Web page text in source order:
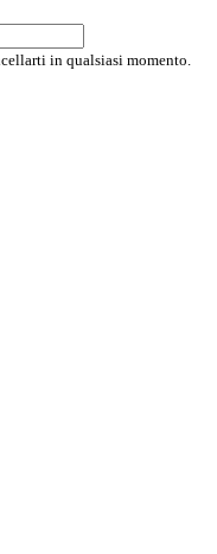
in qualsiasi momento.